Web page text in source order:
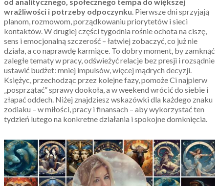
wrażliwości i potrzeby odpoczynku. Pierwsze dni sprzyjają
planom, rozmowom, porządkowaniu priorytetów i sieci
kontaktów. W drugiej części tygodnia rośnie ochota na ciszę,
sens i emocjonalną szczerość – łatwiej zobaczyć, co już nie
działa, a co naprawdę karmiące. To dobry moment, by zamknąć
zaległe tematy w pracy, odświeżyć relacje bez presji i rozsądnie
ustawić budżet: mniej impulsów, więcej mądrych decyzji.
Księżyc, przechodząc przez kolejne fazy, pomoże Ci najpierw
„posprzątać” sprawy dookoła, a w weekend wrócić do siebie i
złapać oddech. Niżej znajdziesz wskazówki dla każdego znaku
zodiaku – w miłości, pracy i finansach – aby wykorzystać ten
tydzień lutego na konkretne działania i spokojne domknięcia.